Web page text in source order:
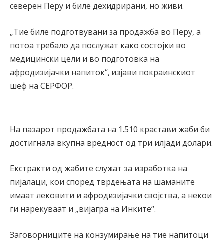
северен Перу и биле дехидрирани, но живи.
„Тие биле подготвувани за продажба во Перу, а
потоа требало да послужат како состојки во
медицински цели и во подготовка на
афродизијачки напиток“, изјави покраинскиот
шеф на СЕРФОР.
На пазарот продажбата на 1.510 крастави жаби би
достигнала вкупна вредност од три илјади долари.
Екстракти од жабите служат за изработка на
пијалаци, кои според тврдењата на шаманите
имаат лековити и афродизијачки својства, а некои
ги нарекуваат и „вијагра на Инките“.
Заговорниците на конзумирање на тие напитоци